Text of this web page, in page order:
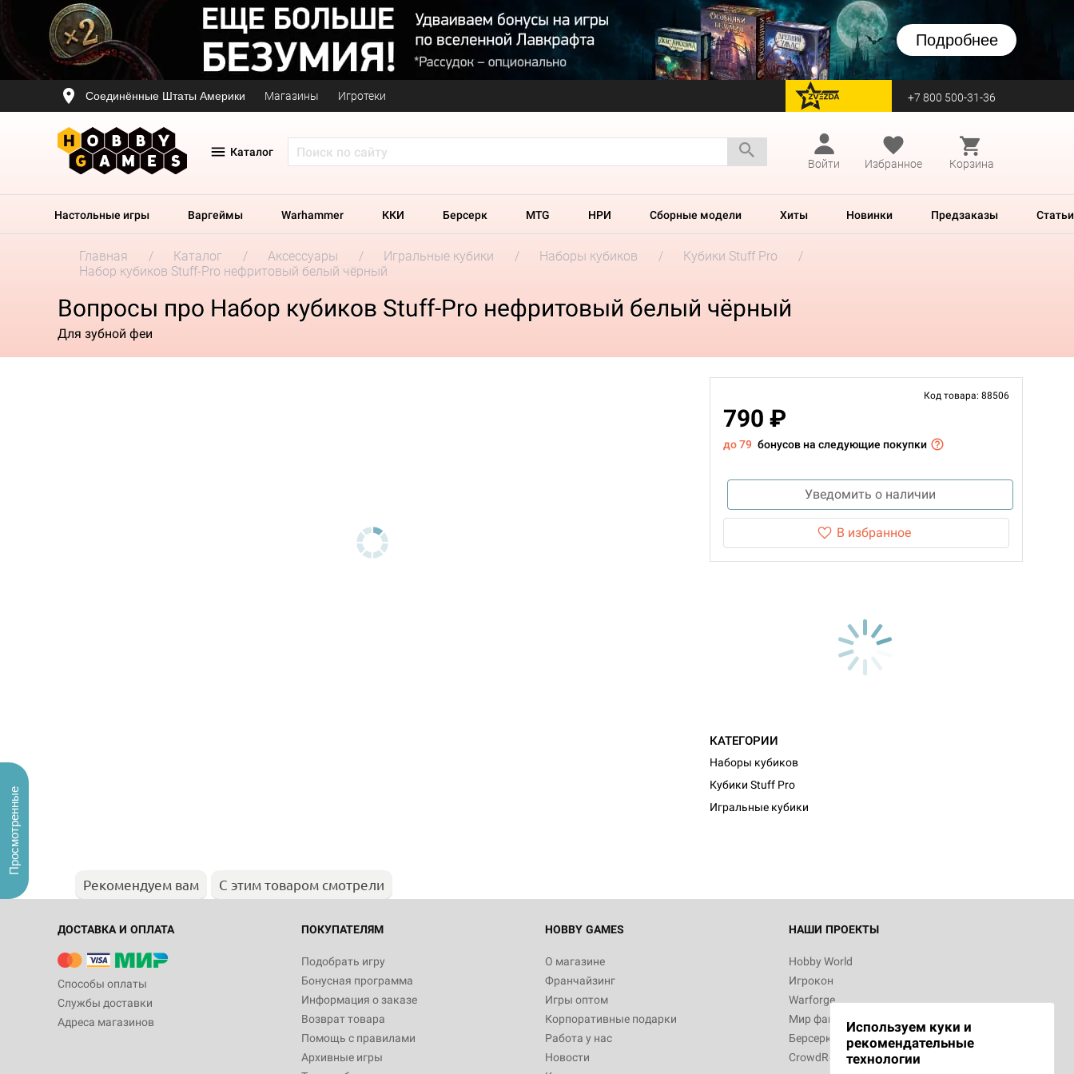
Подробнее
Соединённые Штаты Америки Магазины Игротеки перейти на Zvezda +7 800 500-31-36
Каталог
Войти
Избранное Корзина
Настольные игры Варгеймы Warhammer ККИ Берсерк MTG НРИ Сборные модели Хиты Новинки Предзаказы Статьи
Главная Каталог Аксессуары Игральные кубики Наборы кубиков
Кубики Stuff Pro
Набор кубиков Stuff-Pro нефритовый белый чёрный
Вопросы про Набор кубиков Stuff-Pro нефритовый белый чёрный
Для зубной феи
Код товара: 88506
790 ₽
до 79 бонусов на следующие покупки
Уведомить о наличии
В избранное
КАТЕГОРИИ
Наборы кубиков
Кубики Stuff Pro
Игральные кубики
Рекомендуем вам С этим товаром смотрели
ДОСТАВКА И ОПЛАТА
Способы оплаты
Службы доставки
Адреса магазинов
ПОКУПАТЕЛЯМ
Подобрать игру
Бонусная программа
Информация о заказе
Возврат товара
Помощь с правилами
Архивные игры
HOBBY GAMES
О магазине
Франчайзинг
Игры оптом
Корпоративные подарки
Работа у нас
Новости
НАШИ ПРОЕКТЫ
Hobby World
Игрокон
Warforge
Мир фантастики
Берсерк
CrowdRepublic
Используем куки и
рекомендательные
технологии
Просмотренные
Настольная игра Hobby World Монстры
Белая смерть
12 990
Настольная игра Hobby World Берсерк.
3 490